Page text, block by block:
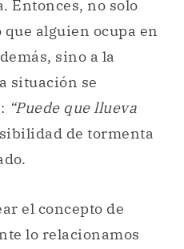
Entonces, no solo
alguien ocupa en
sino a la
situación se
“Puede que llueva
de tormenta
el concepto de
lo relacionamos